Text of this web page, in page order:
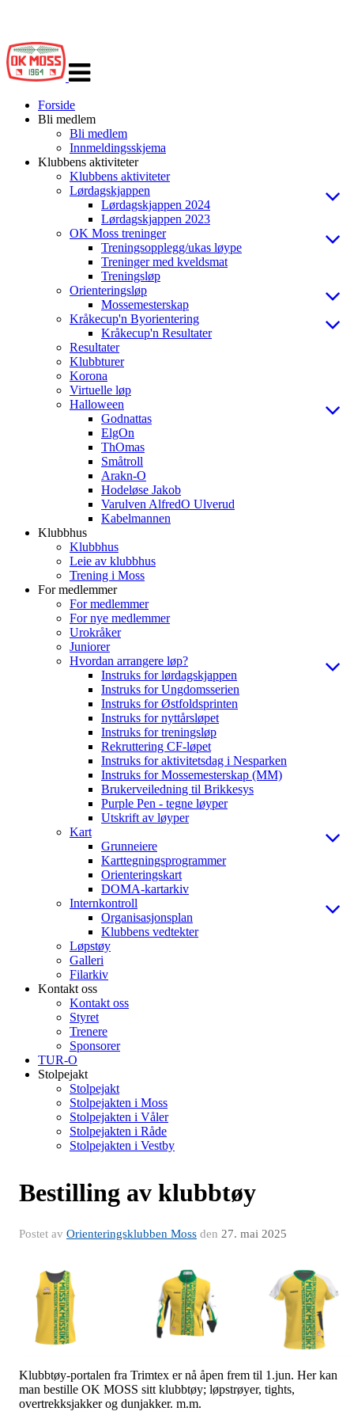
navigasjon
Forside
Bli medlem
Bli medlem
Innmeldingsskjema
Klubbens aktiviteter
Klubbens aktiviteter
Lørdagskjappen
Lørdagskjappen 2024
Lørdagskjappen 2023
OK Moss treninger
Treningsopplegg/ukas løype
Treninger med kveldsmat
Treningsløp
Orienteringsløp
Mossemesterskap
Kråkecup'n Byorientering
Kråkecup'n Resultater
Resultater
Klubbturer
Korona
Virtuelle løp
Halloween
Godnattas
ElgOn
ThOmas
Småtroll
Arakn-O
Hodeløse Jakob
Varulven AlfredO Ulverud
Kabelmannen
Klubbhus
Klubbhus
Leie av klubbhus
Trening i Moss
For medlemmer
For medlemmer
For nye medlemmer
Urokråker
Juniorer
Hvordan arrangere løp?
Instruks for lørdagskjappen
Instruks for Ungdomsserien
Instruks for Østfoldsprinten
Instruks for nyttårsløpet
Instruks for treningsløp
Rekruttering CF-løpet
Instruks for aktivitetsdag i Nesparken
Instruks for Mossemesterskap (MM)
Brukerveiledning til Brikkesys
Purple Pen - tegne løyper
Utskrift av løyper
Kart
Grunneiere
Karttegningsprogrammer
Orienteringskart
DOMA-kartarkiv
Internkontroll
Organisasjonsplan
Klubbens vedtekter
Løpstøy
Galleri
Filarkiv
Kontakt oss
Kontakt oss
Styret
Trenere
Sponsorer
TUR-O
Stolpejakt
Stolpejakt
Stolpejakten i Moss
Stolpejakten i Våler
Stolpejakten i Råde
Stolpejakten i Vestby
Bestilling av klubbtøy
Postet av Orienteringsklubben Moss den 27. mai 2025
Klubbtøy-portalen fra Trimtex er nå åpen frem til 1.jun. Her kan
man bestille OK MOSS sitt klubbtøy; løpstrøyer, tights,
overtrekksjakker og dunjakker. m.m.